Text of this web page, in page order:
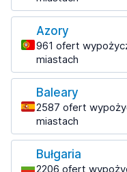
Tirana
1433 oferty w 7
Lotnisko w Tiranie
od 134,97 zł za dzień
Najpopularniejsze
Baku
1221 ofert w 7
Azory
961 ofert
miastach
Najpopularniejsze
Ponta Delgada
453 oferty w 7
Baleary
2587 ofert
miastach
Najpopularniejsze
Majorka
Bułgaria
2206 ofert